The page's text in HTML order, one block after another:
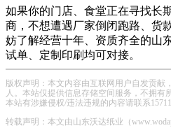
如果你的门店、食堂正在寻找长
商，不想遭遇厂家倒闭跑路、货
妨了解经营十年、资质齐全的山
试单、定制印刷均可对接。
版权声明：本文内容由互联网用户自发贡献
人。本站仅提供信息存储空间服务，不拥有
本站有涉嫌侵权/违法违规的内容请联系
转载声明：本文由山东沃达纸业（